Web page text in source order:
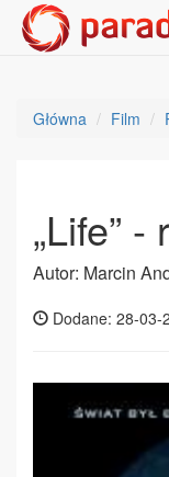
Główna Film
„Life”
Autor: Marcin
Dodane: 28-03-